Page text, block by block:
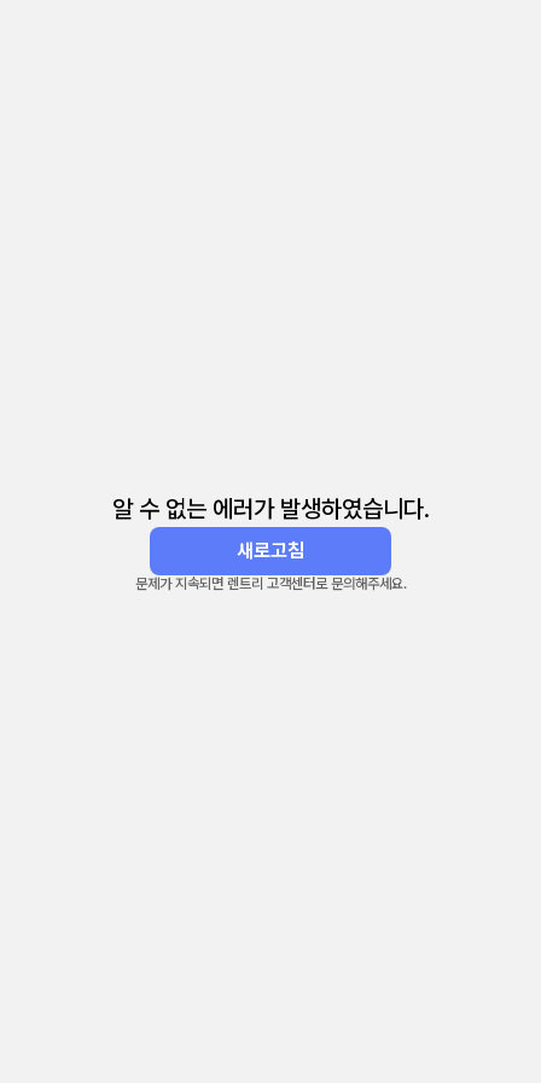
알 수 없는 에러가 발생하였습니다.
새로고침
문제가 지속되면 렌트리 고객센터로 문의해주세요.